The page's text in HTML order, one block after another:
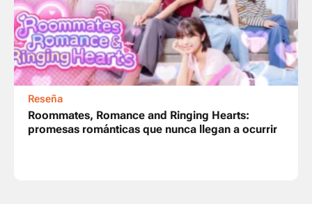
Reseña
Roommates, Romance and Ringing Hearts:
promesas románticas que nunca llegan a ocurrir